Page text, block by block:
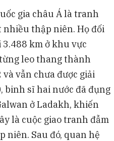
gia châu Á là tranh
nhiều thập niên. Họ đối
km ở khu vực
leo thang thành
vẫn chưa được giải
binh sĩ hai nước đã đụng
ở Ladakh, khiến
là cuộc giao tranh đẫm
niên. Sau đó, quan hệ